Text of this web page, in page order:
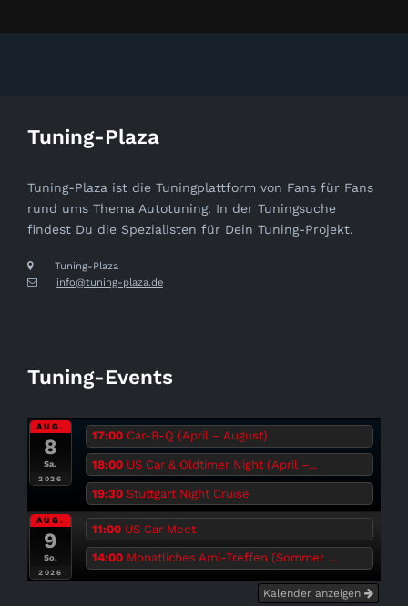
Tuning-Plaza
Tuning-Plaza ist die Tuningplattform von Fans für Fans
rund ums Thema Autotuning. In der Tuningsuche
findest Du die Spezialisten für Dein Tuning-Projekt.
Tuning-Plaza
info@tuning-plaza.de
Tuning-Events
AUG.
8
Sa.
2026
17:00 Car-B-Q (April – August)
18:00 US Car & Oldtimer Night (April –...
19:30 Stuttgart Night Cruise
AUG.
9
So.
2026
11:00 US Car Meet
14:00 Monatliches Ami-Treffen (Sommer ...
Kalender anzeigen